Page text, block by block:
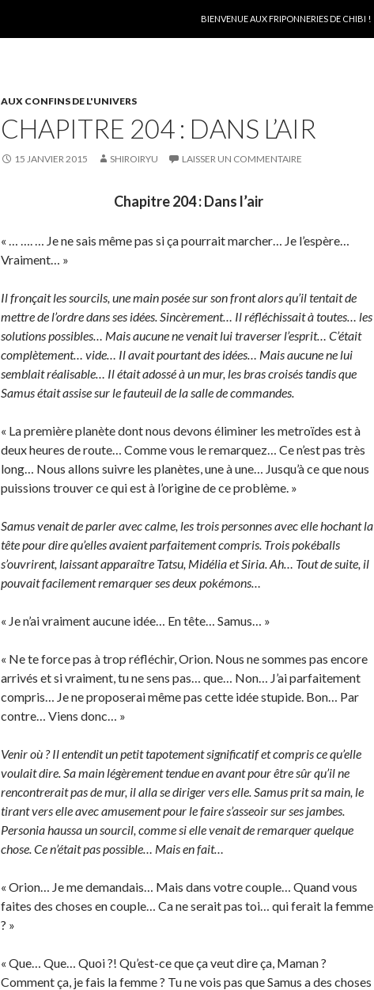
BIENVENUE AUX FRIPONNERIES DE CHIBI !
AUX CONFINS DE L'UNIVERS
CHAPITRE 204 : DANS L’AIR
15 JANVIER 2015 SHIROIRYU LAISSER UN COMMENTAIRE
Chapitre 204 : Dans l’air
« … …. … Je ne sais même pas si ça pourrait marcher… Je l’espère…
Vraiment… »
Il fronçait les sourcils, une main posée sur son front alors qu’il tentait de
mettre de l’ordre dans ses idées. Sincèrement… Il réfléchissait à toutes… les
solutions possibles… Mais aucune ne venait lui traverser l’esprit… C’était
complètement… vide… Il avait pourtant des idées… Mais aucune ne lui
semblait réalisable… Il était adossé à un mur, les bras croisés tandis que
Samus était assise sur le fauteuil de la salle de commandes.
« La première planète dont nous devons éliminer les metroïdes est à
deux heures de route… Comme vous le remarquez… Ce n’est pas très
long… Nous allons suivre les planètes, une à une… Jusqu’à ce que nous
puissions trouver ce qui est à l’origine de ce problème. »
Samus venait de parler avec calme, les trois personnes avec elle hochant la
tête pour dire qu’elles avaient parfaitement compris. Trois pokéballs
s’ouvrirent, laissant apparaître Tatsu, Midélia et Siria. Ah… Tout de suite, il
pouvait facilement remarquer ses deux pokémons…
« Je n’ai vraiment aucune idée… En tête… Samus… »
« Ne te force pas à trop réfléchir, Orion. Nous ne sommes pas encore
arrivés et si vraiment, tu ne sens pas… que… Non… J’ai parfaitement
compris… Je ne proposerai même pas cette idée stupide. Bon… Par
contre… Viens donc… »
Venir où ? Il entendit un petit tapotement significatif et compris ce qu’elle
voulait dire. Sa main légèrement tendue en avant pour être sûr qu’il ne
rencontrerait pas de mur, il alla se diriger vers elle. Samus prit sa main, le
tirant vers elle avec amusement pour le faire s’asseoir sur ses jambes.
Personia haussa un sourcil, comme si elle venait de remarquer quelque
chose. Ce n’était pas possible… Mais en fait…
« Orion… Je me demandais… Mais dans votre couple… Quand vous
faites des choses en couple… Ca ne serait pas toi… qui ferait la femme
? »
« Que… Que… Quoi ?! Qu’est-ce que ça veut dire ça, Maman ?
Comment ça, je fais la femme ? Tu ne vois pas que Samus a des choses